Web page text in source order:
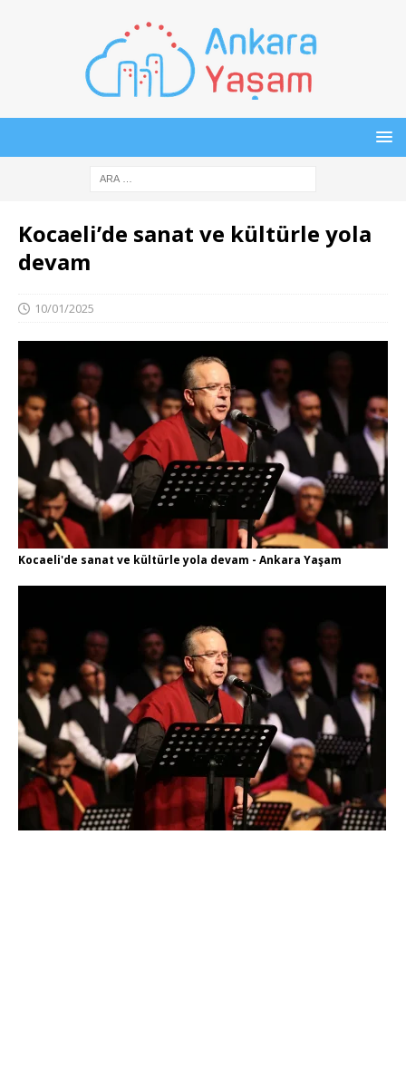
Kocaeli’de sanat ve kültürle yola
devam
10/01/2025
Kocaeli'de sanat ve kültürle yola devam - Ankara Yaşam